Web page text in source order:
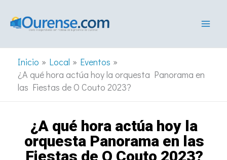
Inicio Local
Eventos
¿A qué hora actúa hoy la orquesta Panorama en
las Fiestas de O Couto 2023?
¿A qué hora actúa hoy la
orquesta Panorama en las
Fiestas de O Couto 2023?